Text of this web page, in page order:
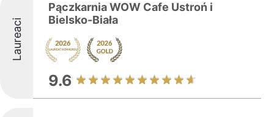
Laureaci
Pączkarnia WOW Cafe Ustroń i
Bielsko-Biała
9.6